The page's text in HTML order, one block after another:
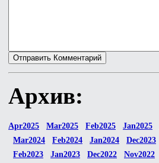
Архив:
Apr2025 Mar2025 Feb2025 Jan2025
Mar2024
Feb2024 Jan2024 Dec2023
Feb2023
Jan2023 Dec2022 Nov2022